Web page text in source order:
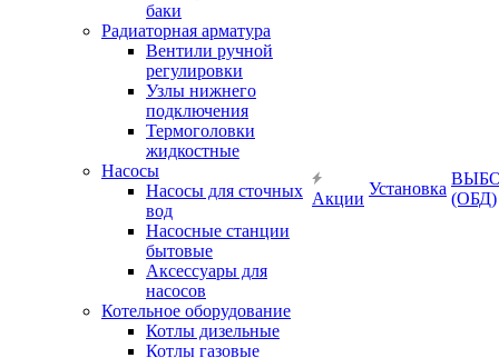
баки
Радиаторная арматура
Вентили ручной
регулировки
Узлы нижнего
подключения
Термоголовки
жидкостные
Насосы
Насосы для сточных
вод
Насосные станции
бытовые
Аксессуары для
насосов
Котельное оборудование
Котлы дизельные
Котлы газовые
Акции
Установка
(ОБД)